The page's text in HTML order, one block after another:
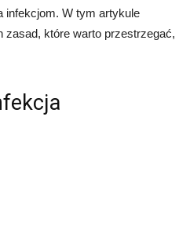
infekcjom. W tym artykule
które warto przestrzegać,